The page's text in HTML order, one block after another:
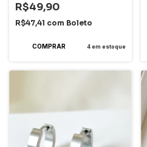
R$49,90
R$47,41 com Boleto
4em estoque